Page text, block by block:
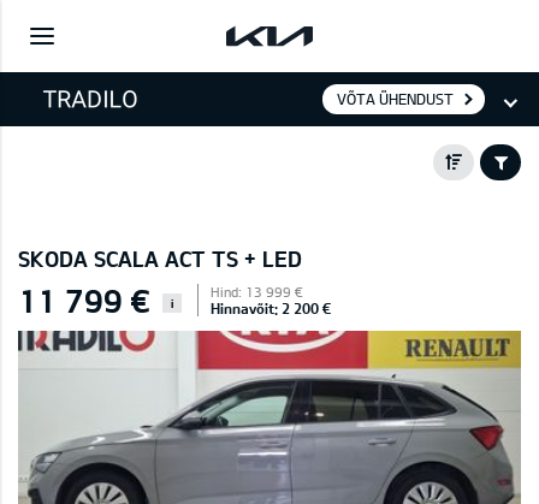
VÕTA ÜHENDUST
SKODA SCALA ACT TS + LED
11 799 € i
Hind: 13 999 €
Hinnavõit: 2 200 €